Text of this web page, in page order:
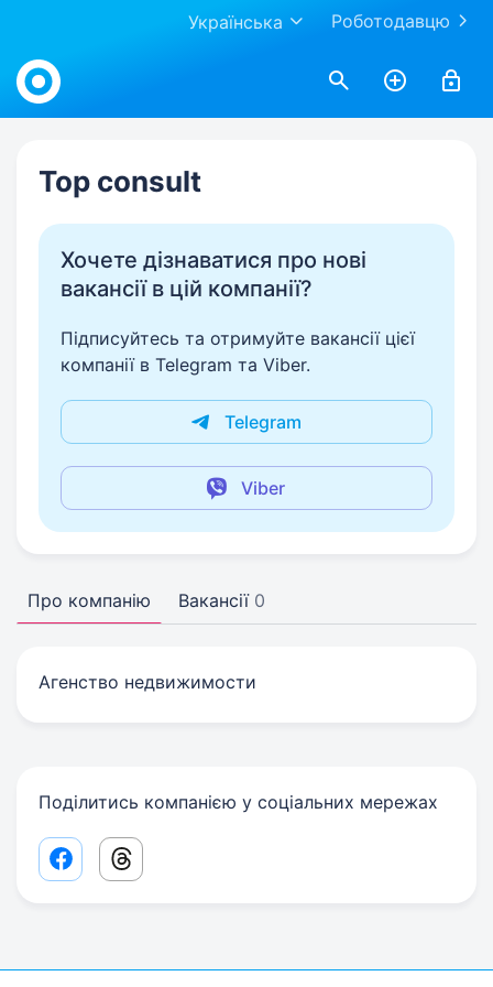
Роботодавцю
Українська
Work.ua
Top consult
Хочете дізнаватися про нові
вакансії в цій компанії?
Підписуйтесь та отримуйте вакансії цієї
компанії в Telegram та Viber.
Telegram
Viber
Про компанію Вакансії 0
Агенство недвижимости
Поділитись компанією у соціальних мережах
Facebook share link
Threads share link